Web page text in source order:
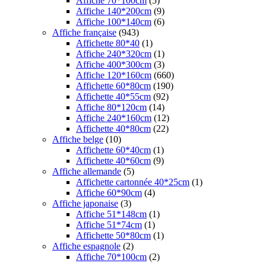
Affiche 140*200cm (9)
Affiche 100*140cm (6)
Affiche française (943)
Affichette 80*40 (1)
Affiche 240*320cm (1)
Affiche 400*300cm (3)
Affiche 120*160cm (660)
Affichette 60*80cm (190)
Affichette 40*55cm (92)
Affiche 80*120cm (14)
Affiche 240*160cm (12)
Affichette 40*80cm (22)
Affiche belge (10)
Affichette 60*40cm (1)
Affichette 40*60cm (9)
Affiche allemande (5)
Affichette cartonnée 40*25cm (1)
Affiche 60*90cm (4)
Affiche japonaise (3)
Affiche 51*148cm (1)
Affiche 51*74cm (1)
Affichette 50*80cm (1)
Affiche espagnole (2)
Affiche 70*100cm (2)